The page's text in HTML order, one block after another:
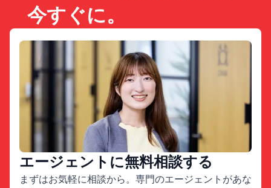
今すぐに。
エージェントに無料相談する
まずはお気軽に相談から。専門のエージェントがあな